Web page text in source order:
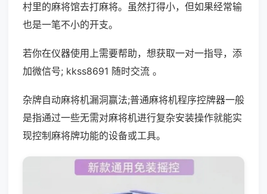
村里的麻将馆去打麻将。虽然打得小，但如果经常输
也是一笔不小的开支。
若你在仪器使用上需要帮助，想获取一对一指导，添
加微信号; kkss8691 随时交流 。
杂牌自动麻将机漏洞赢法;普通麻将机程序控牌器一般
是指通过一些无需对麻将机进行复杂安装操作就能实
现控制麻将牌功能的设备或工具。